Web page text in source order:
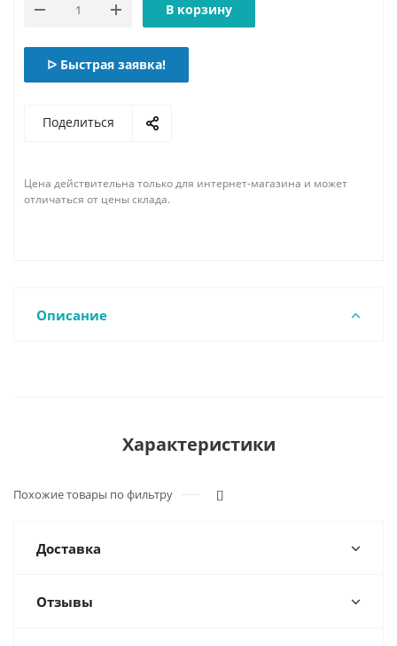
В корзину
ᐅ Быстрая заявка!
Поделиться
Цена действительна только для интернет-магазина и может
отличаться от цены склада.
Описание
Характеристики
Похожие товары по фильтру []
Доставка
Отзывы